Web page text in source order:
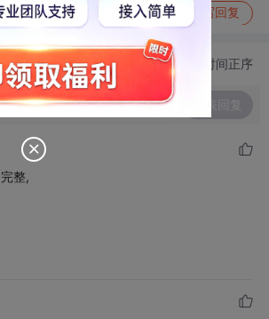
写回复
切换为时间正序
整,